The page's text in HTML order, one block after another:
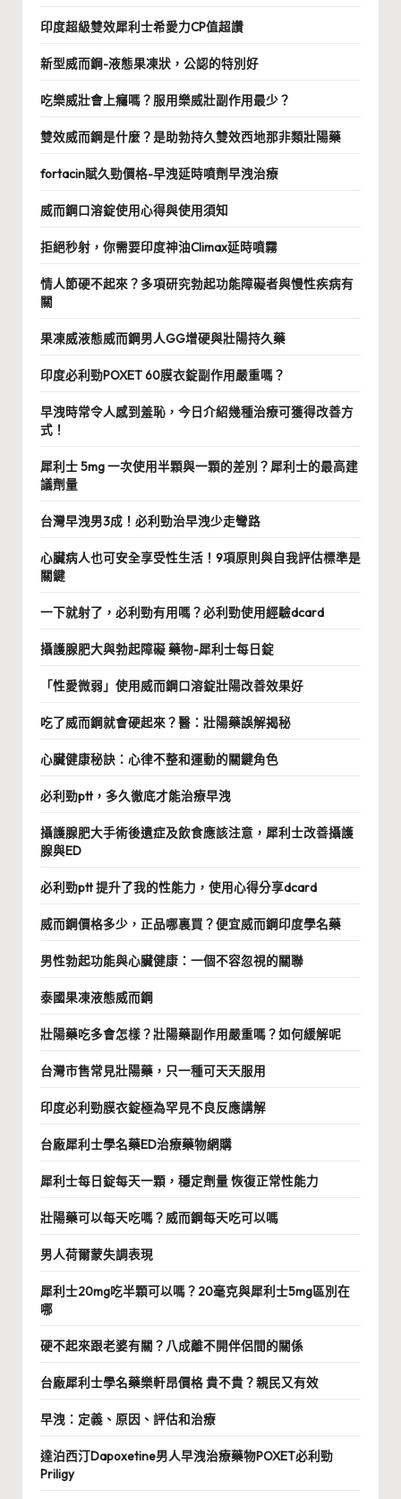
印度超級雙效犀利士希愛力CP值超讚
新型威而鋼-液態果凍狀，公認的特別好
吃樂威壯會上癮嗎？服用樂威壯副作用最少？
雙效威而鋼是什麼？是助勃持久雙效西地那非類壯陽藥
fortacin賦久勁價格-早洩延時噴劑早洩治療
威而鋼口溶錠使用心得與使用須知
拒絕秒射，你需要印度神油Climax延時噴霧
情人節硬不起來？多項研究勃起功能障礙者與慢性疾病有
關
果凍威液態威而鋼男人GG增硬與壯陽持久藥
印度必利勁POXET 60膜衣錠副作用嚴重嗎？
早洩時常令人感到羞恥，今日介紹幾種治療可獲得改善方
式！
犀利士 5mg 一次使用半顆與一顆的差別？犀利士的最高建
議劑量
台灣早洩男3成！必利勁治早洩少走彎路
心臟病人也可安全享受性生活！9項原則與自我評估標準是
關鍵
一下就射了，必利勁有用嗎？必利勁使用經驗dcard
攝護腺肥大與勃起障礙 藥物-犀利士每日錠
「性愛微弱」使用威而鋼口溶錠壯陽改善效果好
吃了威而鋼就會硬起來？醫：壯陽藥誤解揭秘
心臟健康秘訣：心律不整和運動的關鍵角色
必利勁ptt，多久徹底才能治療早洩
攝護腺肥大手術後遺症及飲食應該注意，犀利士改善攝護
腺與ED
必利勁ptt 提升了我的性能力，使用心得分享dcard
威而鋼價格多少，正品哪裏買？便宜威而鋼印度學名藥
男性勃起功能與心臟健康：一個不容忽視的關聯
泰國果凍液態威而鋼
壯陽藥吃多會怎樣？壯陽藥副作用嚴重嗎？如何緩解呢
台灣市售常見壯陽藥，只一種可天天服用
印度必利勁膜衣錠極為罕見不良反應講解
台廠犀利士學名藥ED治療藥物網購
犀利士每日錠每天一顆，穩定劑量 恢復正常性能力
壯陽藥可以每天吃嗎？威而鋼每天吃可以嗎
男人荷爾蒙失調表現
犀利士20mg吃半顆可以嗎？20毫克與犀利士5mg區別在
哪
硬不起來跟老婆有關？八成離不開伴侶間的關係
台廠犀利士學名藥樂軒昂價格 貴不貴？親民又有效
早洩：定義、原因、評估和治療
達泊西汀Dapoxetine男人早洩治療藥物POXET必利勁
Priligy